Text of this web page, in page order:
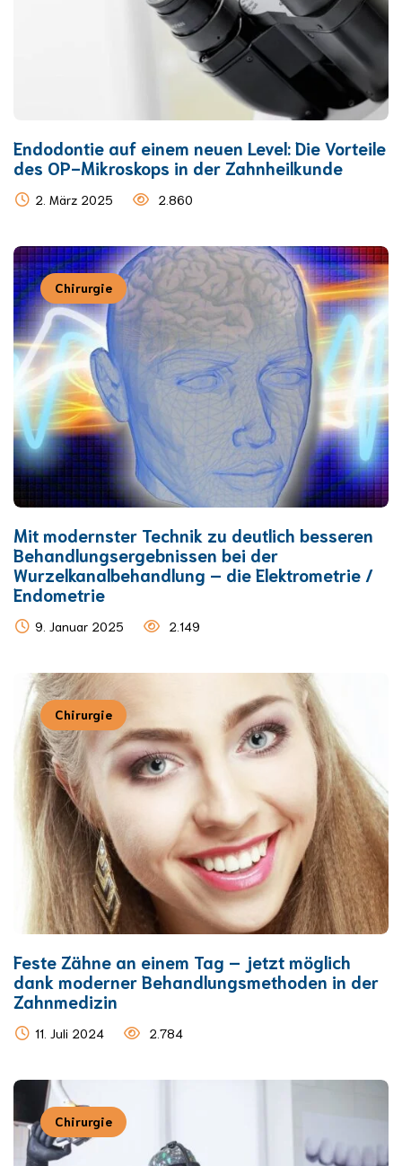
Endodontie auf einem neuen Level: Die Vorteile
des OP-Mikroskops in der Zahnheilkunde
2. März 2025 2.860
Chirurgie
Mit modernster Technik zu deutlich besseren
Behandlungsergebnissen bei der
Wurzelkanalbehandlung – die Elektrometrie /
Endometrie
9. Januar 2025 2.149
Chirurgie
Feste Zähne an einem Tag – jetzt möglich
dank moderner Behandlungsmethoden in der
Zahnmedizin
11. Juli 2024 2.784
Chirurgie